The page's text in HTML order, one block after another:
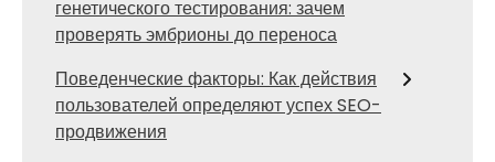
генетического тестирования: зачем
проверять эмбрионы до переноса
Поведенческие факторы: Как действия
пользователей определяют успех SEO-
продвижения